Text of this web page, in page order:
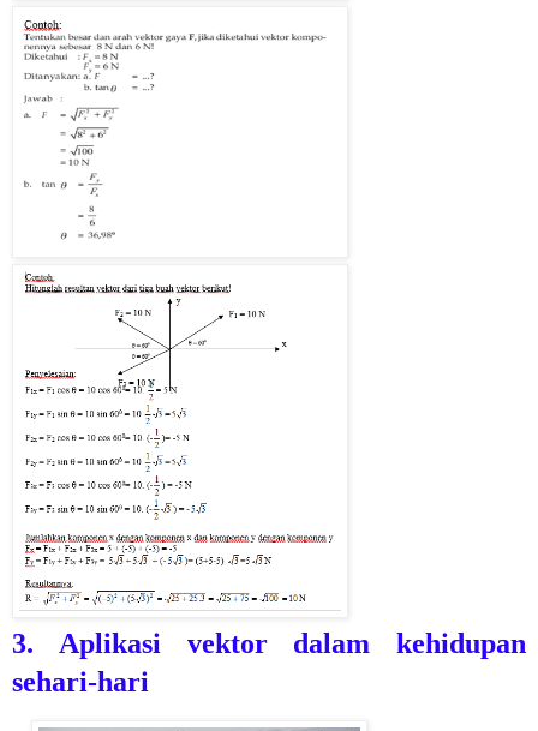
3. Aplikasi vektor dalam kehidupan
sehari-hari